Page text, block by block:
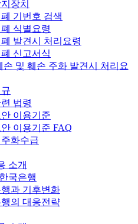
장치
기번호 검색
식별요령
발견시 처리요령
신고서식
손 및 훼손 주화 발견시 처리요
법령
이용기준
이용기준 FAQ
화수급
소개
국은행
과 기후변화
의 대응전략